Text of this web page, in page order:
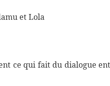
et Lola
ce qui fait du dialogue